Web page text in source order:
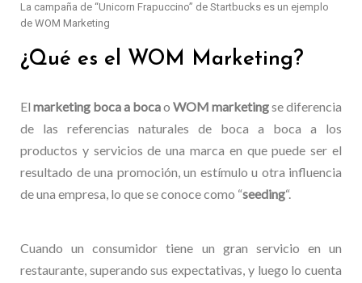
La campaña de “Unicorn Frapuccino” de Startbucks es un ejemplo
de WOM Marketing
¿Qué es el WOM Marketing?
El marketing boca a bocao WOM marketingse diferencia
de las referencias naturales de boca a boca a los
productos y servicios de una marca en que puede ser el
resultado de una promoción, un estímulo u otra influencia
de una empresa, lo que se conoce como “seeding“.
Cuando un consumidor tiene un gran servicio en un
restaurante, superando sus expectativas, y luego lo cuenta